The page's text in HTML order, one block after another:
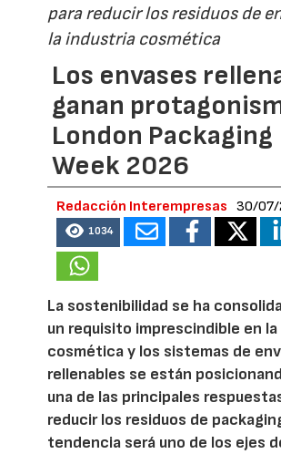
para reducir los residuos de
la industria cosmética
Los envases
ganan
London Packaging
Week 2026
Redacción Interempresas 30/07/
1034
La sostenibilidad se ha
un requisito imprescindible en
cosmética y los sistemas de
rellenables se están
una de las principales
reducir los residuos de
tendencia será uno de los ejes